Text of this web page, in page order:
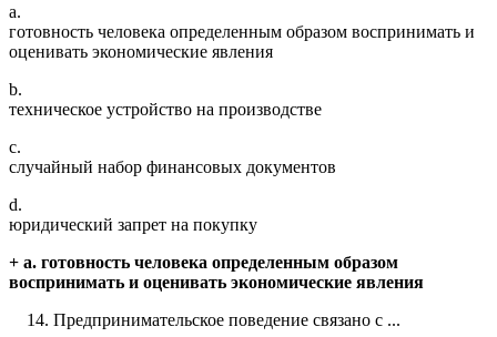
a.
готовность человека определенным образом воспринимать и
оценивать экономические явления
b.
техническое устройство на производстве
c.
случайный набор финансовых документов
d.
юридический запрет на покупку
+ a. готовность человека определенным образом
воспринимать и оценивать экономические явления
Предпринимательское поведение связано с ...